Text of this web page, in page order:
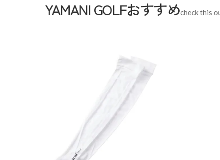
素材
ポリエステル100%
YAMANI GOLFおすすめcheck this